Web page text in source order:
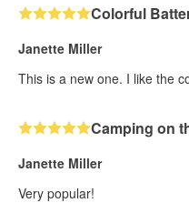
Colorful
Janette Miller
This is a new one. I like the
Camping on
Janette Miller
Very popular!